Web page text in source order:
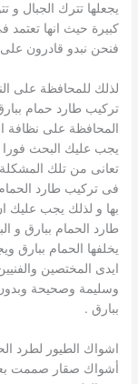
يجعلها تترك الجبال و
كبيرة حيث انها تعتمد
فنحن نبدو قادرون
لذلك للمحافظة على
تركيب طارد حمام
المحافظة على نظافة
يجب عليك البحث فورا
تعانى من تلك
فى تركيب طارد الحمام
بها و لذلك يجب
طارد الحمام ببارق و
يخلفها الحمام ببارق
ايدى المختصين
وسليمة وصحيحة
ببارق .
اشواك الطيور لطرد
أشواك صقار صممت